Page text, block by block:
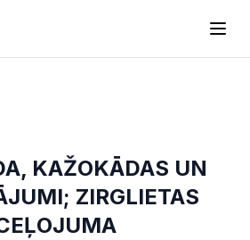
KAŽOKĀDAS UN
ZIRGLIETAS